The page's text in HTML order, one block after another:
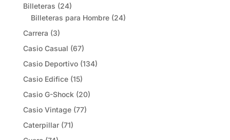
Billeteras (24)
Billeteras para Hombre (24)
Carrera (3)
Casio Casual (67)
Casio Deportivo (134)
Casio Edifice (15)
Casio G-Shock (20)
Casio Vintage (77)
Caterpillar (71)